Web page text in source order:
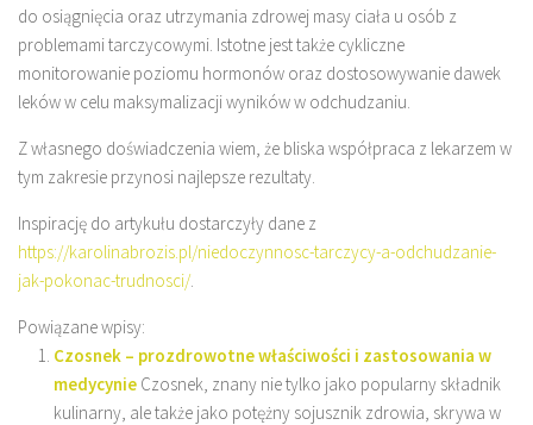
do osiągnięcia oraz utrzymania zdrowej masy ciała u osób z
problemami tarczycowymi. Istotne jest także cykliczne
monitorowanie poziomu hormonów oraz dostosowywanie dawek
leków w celu maksymalizacji wyników w odchudzaniu.
Z własnego doświadczenia wiem, że bliska współpraca z lekarzem w
tym zakresie przynosi najlepsze rezultaty.
Inspirację do artykułu dostarczyły dane z
https://karolinabrozis.pl/niedoczynnosc-tarczycy-a-odchudzanie-
jak-pokonac-trudnosci/.
Powiązane wpisy:
Czosnek – prozdrowotne właściwości i zastosowania w
medycynie Czosnek, znany nie tylko jako popularny składnik
kulinarny, ale także jako potężny sojusznik zdrowia, skrywa w